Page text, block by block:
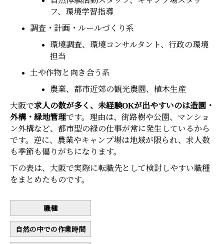
フ、環境学習指導
調査・計画・ルールづくり系
環境調査、環境コンサルタント、行政の環境
担当
土や作物と向き合う系
農業、都市近郊の観光農園、植木生産
大阪で求人の数が多く、未経験OKが出やすいのは造園・
外構・緑地管理です。理由は、街路樹や公園、マンショ
ン外構など、都市型の緑の仕事が常に発生しているから
です。逆に、農業やキャンプ場は地域が限られ、求人数
も季節も偏りがちになります。
下の表は、大阪で実際に転職先として検討しやすい職種
をまとめたものです。
職種
自然の中での作業時間